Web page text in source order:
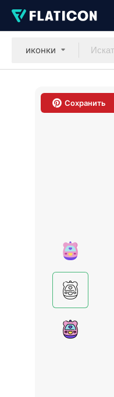
иконки
Сохранить